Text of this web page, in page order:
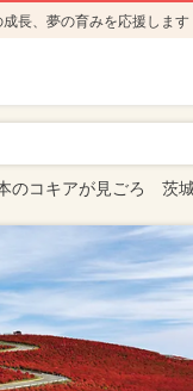
長、夢の育みを応援します
のコキアが見ごろ 茨